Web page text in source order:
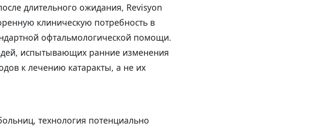
длительного ожидания, Revisyon
клиническую потребность в
офтальмологической помощи.
испытывающих ранние изменения
к лечению катаракты, а не их
технология потенциально